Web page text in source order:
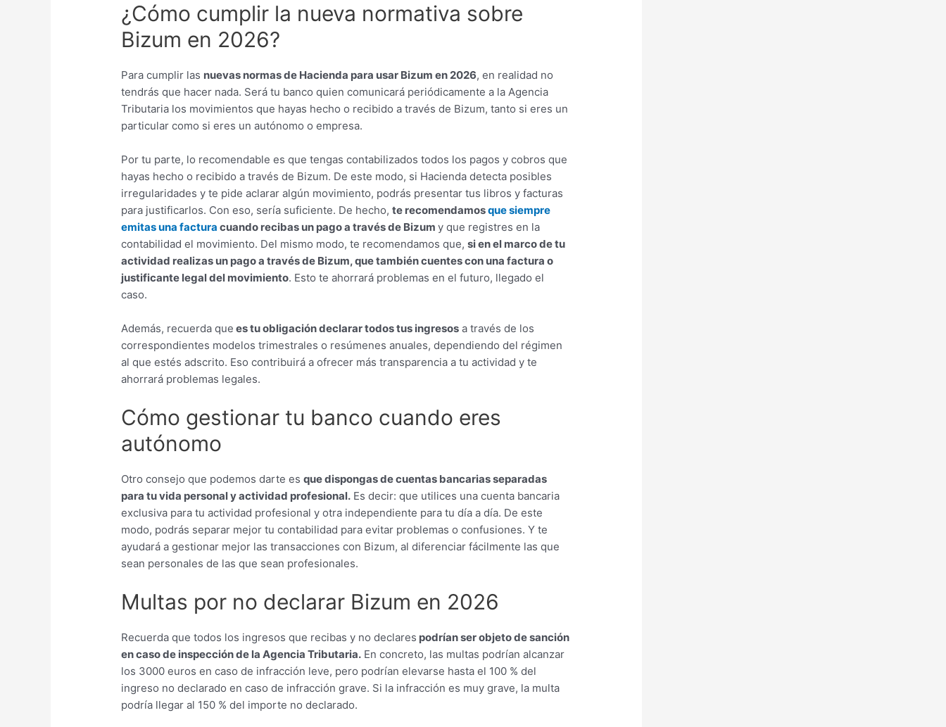
¿Cómo cumplir la nueva normativa sobre
Bizum en 2026?
Para cumplir las nuevas normas de Hacienda para usar Bizum en 2026, en realidad no
tendrás que hacer nada. Será tu banco quien comunicará periódicamente a la Agencia
Tributaria los movimientos que hayas hecho o recibido a través de Bizum, tanto si eres un
particular como si eres un autónomo o empresa.
Por tu parte, lo recomendable es que tengas contabilizados todos los pagos y cobros que
hayas hecho o recibido a través de Bizum. De este modo, si Hacienda detecta posibles
irregularidades y te pide aclarar algún movimiento, podrás presentar tus libros y facturas
para justificarlos. Con eso, sería suficiente. De hecho,te recomendamosque siempre
emitas una factura cuando recibas un pago a través de Bizumy que registres en la
contabilidad el movimiento. Del mismo modo, te recomendamos que,si en el marco de tu
actividad realizas un pago a través de Bizum, que también cuentes con una factura o
justificante legal del movimiento. Esto te ahorrará problemas en el futuro, llegado el
caso.
Además, recuerda que es tu obligación declarar todos tus ingresos a través de los
correspondientes modelos trimestrales o resúmenes anuales, dependiendo del régimen
al que estés adscrito. Eso contribuirá a ofrecer más transparencia a tu actividad y te
ahorrará problemas legales.
Cómo gestionar tu banco cuando eres
autónomo
Otro consejo que podemos darte esque dispongas de cuentas bancarias separadas
para tu vida personal y actividad profesional. Es decir: que utilices una cuenta bancaria
exclusiva para tu actividad profesional y otra independiente para tu día a día. De este
modo, podrás separar mejor tu contabilidad para evitar problemas o confusiones. Y te
ayudará a gestionar mejor las transacciones con Bizum, al diferenciar fácilmente las que
sean personales de las que sean profesionales.
Multas por no declarar Bizum en 2026
Recuerda que todos los ingresos que recibas y no declares podrían ser objeto de sanción
en caso de inspección de la Agencia Tributaria. En concreto, las multas podrían alcanzar
los 3000 euros en caso de infracción leve, pero podrían elevarse hasta el 100 % del
ingreso no declarado en caso de infracción grave. Si la infracción es muy grave, la multa
podría llegar al 150 % del importe no declarado.